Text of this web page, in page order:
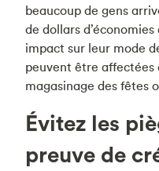
beaucoup de gens
de dollars
impact sur leur mode
peuvent être affectées
magasinage des fêtes
Évitez les
preuve de